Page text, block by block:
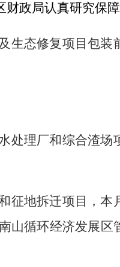
政局认真研究保障
生态修复项目包装
处理厂和综合渣场
征地拆迁项目，本
山循环经济发展区